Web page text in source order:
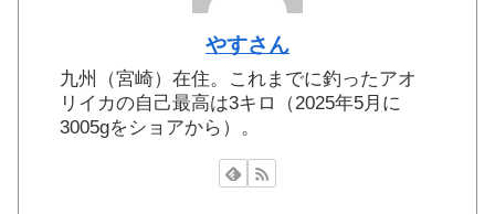
やすさん
九州（宮崎）在住。これまでに釣ったアオ
リイカの自己最高は3キロ（2025年5月に
3005gをショアから）。